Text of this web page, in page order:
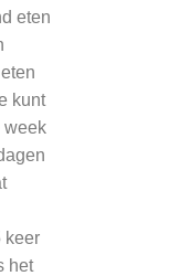
eten
kunt
week
keer
het